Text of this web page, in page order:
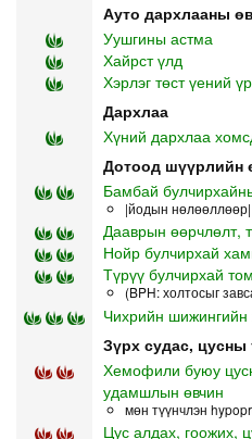
Ауто дархлааны
Уушгины астма
Хайрст үлд
Хэрлэг төст үений
Дархлаа
Хүний дархлаа
Дотоод шүүрлийн
Бамбай
|йодын нөлөөллөөр|
Дааврын өөрчлөлт,
Нойр булчирхай
Түрүү булчирхай
(BPH: холтосыг
Чихрийн
Зүрх судас, цусны
Хемофили буюу
удамшлын өвчин
мөн түүнчлэн
Цус алдах, гоожих,